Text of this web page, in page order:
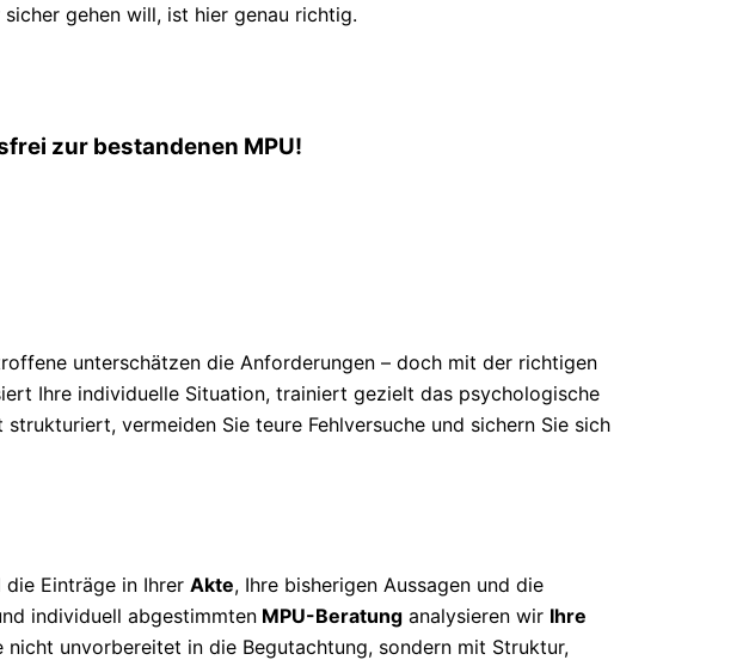
gehen will, ist hier genau richtig.
zur bestandenen MPU!
unterschätzen die Anforderungen – doch mit der richtigen
Ihre individuelle Situation, trainiert gezielt das psychologische
vermeiden Sie teure Fehlversuche und sichern Sie sich
Einträge in Ihrer Akte, Ihre bisherigen Aussagen und die
individuell abgestimmten MPU-Beratung analysieren wir Ihre
unvorbereitet in die Begutachtung, sondern mit Struktur,